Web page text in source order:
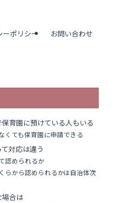
ーポリシー お問い合わせ
育園に預けている人もいる
くても保育園に申請できる
対応は違う
認められるか
らから認められるかは自治体次
合は